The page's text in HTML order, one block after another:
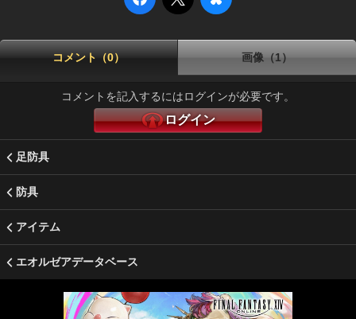
コメント（0） 画像（1）
コメントを記入するにはログインが必要です。
ログイン
足防具
防具
アイテム
エオルゼアデータベース